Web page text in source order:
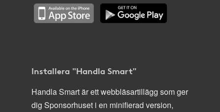
Installera "Handla Smart"
Handla Smart är ett webbläsartillägg som ger
dig Sponsorhuset i en minifierad version,